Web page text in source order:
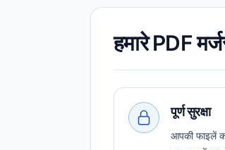
हमारे PDF
पूर्ण सुरक्षा
आपकी फाइलें